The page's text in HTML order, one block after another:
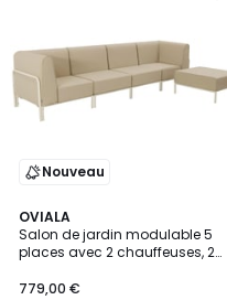
Nouveau
OVIALA
Salon de jardin modulable 5
places avec 2 chauffeuses, 2
PATIO
779,00 €
3
Couleurs